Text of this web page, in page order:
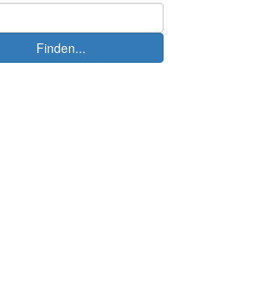
Finden...